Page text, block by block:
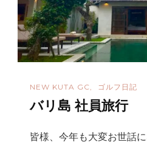
NEW KUTA GC ゴルフ日記
バリ島 社員旅行
皆様、今年も大変お世話